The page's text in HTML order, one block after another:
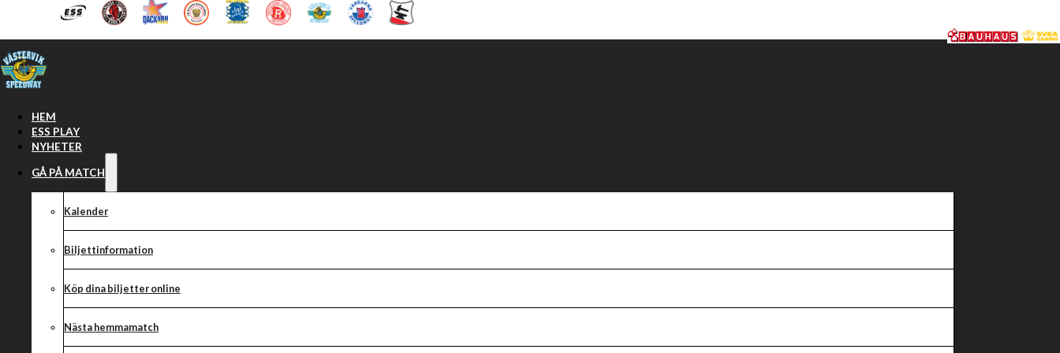
Hoppa till huvudinnehåll Hoppa till sidfot
HEM
ESS PLAY
NYHETER
GÅ PÅ MATCH
Kalender
Biljettinformation
Köp dina biljetter online
Nästa hemmamatch
Fredag 13 november kl. 12:00